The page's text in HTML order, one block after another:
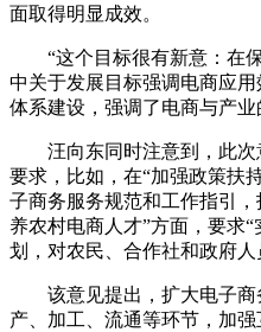
面取得明显成效。
“这个目标很有新意：在保
中关于发展目标强调电商应
体系建设，强调了电商与产业
汪向东同时注意到，此次
要求，比如，在“加强政策扶
子商务服务规范和工作指引
养农村电商人才”方面，要求
划，对农民、合作社和政府人
该意见提出，扩大电子商
产、加工、流通等环节，加